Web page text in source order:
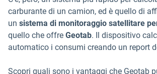
carburante di un camion, ed è quello di
un sistema di monitoraggio satellitare
quello che offre Geotab. Il dispositivo
automatico i consumi creando un report
Scopri quali sono i vantaggi che Geotab